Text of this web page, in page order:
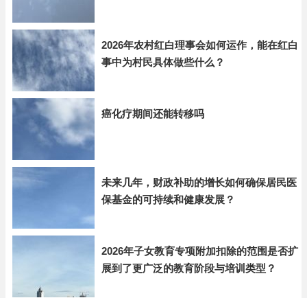
2026年农村红白理事会如何运作，能在红白
事中为村民具体做些什么？
癌化疗期间还能转移吗
未来几年，财政补助的增长如何确保居民医
保基金的可持续和健康发展？
2026年子女教育专项附加扣除的范围是否扩
展到了更广泛的教育阶段与培训类型？